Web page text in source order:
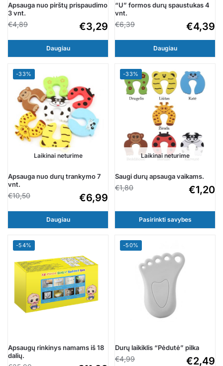
Apsauga nuo pirštų prispaudimo
3 vnt.
€4,89 €3,29
Daugiau
“U” formos durų spaustukas 4
vnt.
€6,39 €4,39
Daugiau
-33%
Laikinai neturime
Apsauga nuo durų trankymo 7
vnt.
€10,50 €6,99
Daugiau
-33%
Laikinai neturime
Saugi durų apsauga vaikams.
€1,80 €1,20
Pasirinkti savybes
-54%
Apsaugų rinkinys namams iš 18
dalių.
-50%
Durų laikiklis “Pėdutė” pilka
€4,99 €2,49